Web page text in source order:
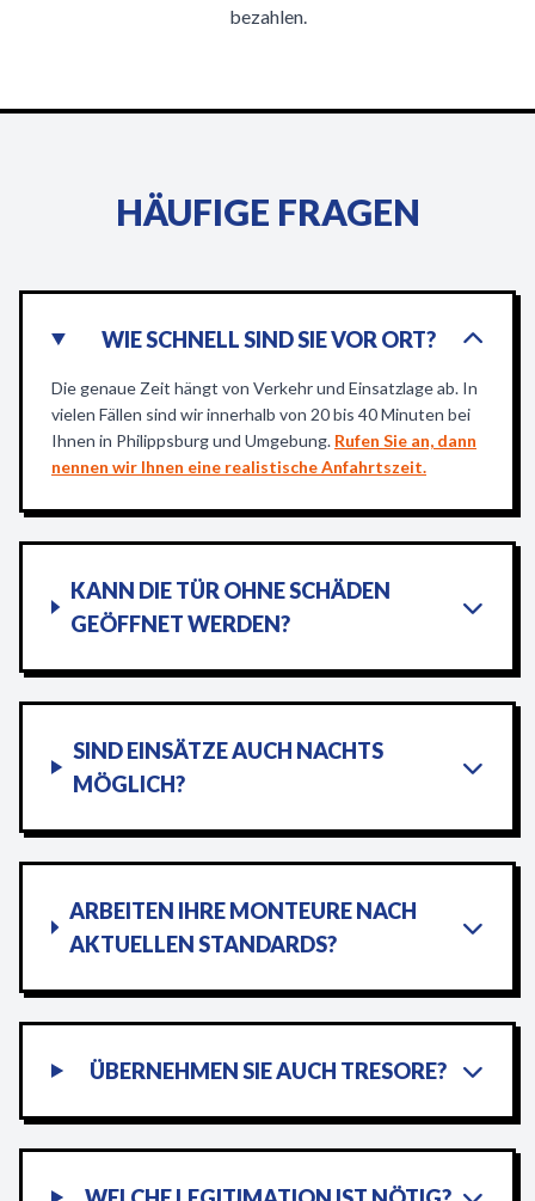
bezahlen.
HÄUFIGE FRAGEN
WIE SCHNELL SIND SIE VOR ORT?
Die genaue Zeit hängt von Verkehr und Einsatzlage ab. In
vielen Fällen sind wir innerhalb von 20 bis 40 Minuten bei
Ihnen in Philippsburg und Umgebung. Rufen Sie an, dann
nennen wir Ihnen eine realistische Anfahrtszeit.
KANN DIE TÜR OHNE SCHÄDEN
GEÖFFNET WERDEN?
SIND EINSÄTZE AUCH NACHTS
MÖGLICH?
ARBEITEN IHRE MONTEURE NACH
AKTUELLEN STANDARDS?
ÜBERNEHMEN SIE AUCH TRESORE?